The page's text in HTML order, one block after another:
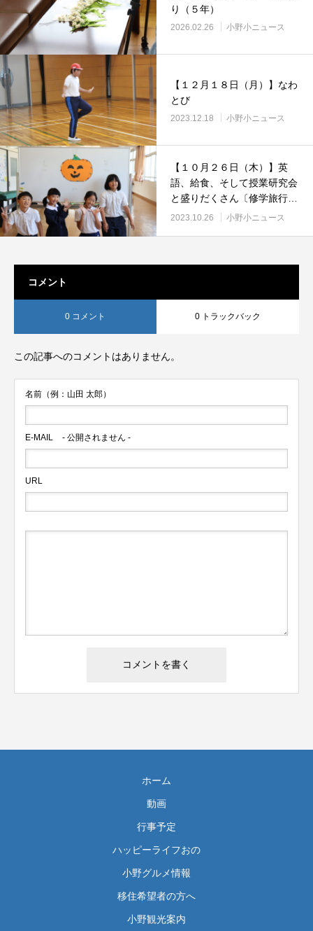
り（５年）
2026.02.26 小野小ニュース
【１２月１８日（月）】なわ
とび
2023.12.18 小野小ニュース
【１０月２６日（木）】英
語、給食、そして授業研究会
と盛りだくさん〔修学旅行シ
リーズ⑧（最終）付〕
2023.10.26 小野小ニュース
コメント
0 コメント 0 トラックバック
この記事へのコメントはありません。
名前（例：山田 太郎）
E-MAIL - 公開されません -
URL
ホーム
動画
行事予定
ハッピーライフおの
小野グルメ情報
移住希望者の方へ
小野観光案内